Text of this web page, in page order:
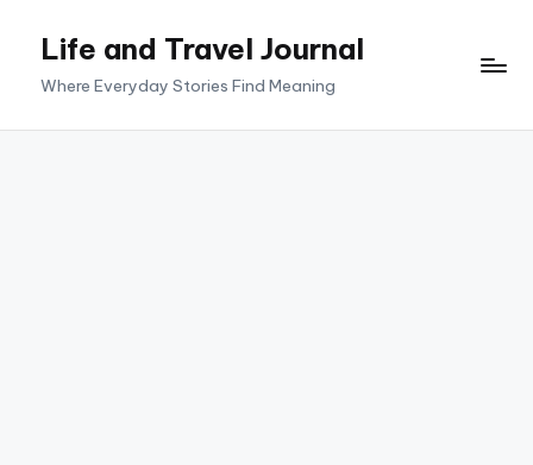
Life and Travel Journal
Where Everyday Stories Find Meaning